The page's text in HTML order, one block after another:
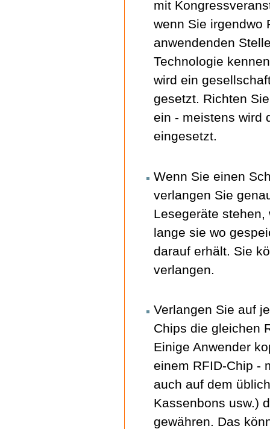
mit
wenn Sie irgendwo
anwendenden
Technologie
wird ein
gesetzt. Richten
ein - meistens wird
eingesetzt.
Wenn Sie einen
verlangen Sie
Lesegeräte
lange sie wo
darauf erhält. Sie
verlangen.
Verlangen Sie auf
Chips die gleichen
Einige Anwender
einem RFID-Chip -
auch auf dem
Kassenbons usw.)
gewähren. Das